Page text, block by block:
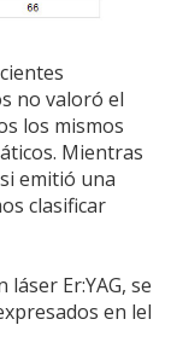
no valoró el
los mismos
Mientras
emitió una
clasificar
Er:YAG, se
en lel